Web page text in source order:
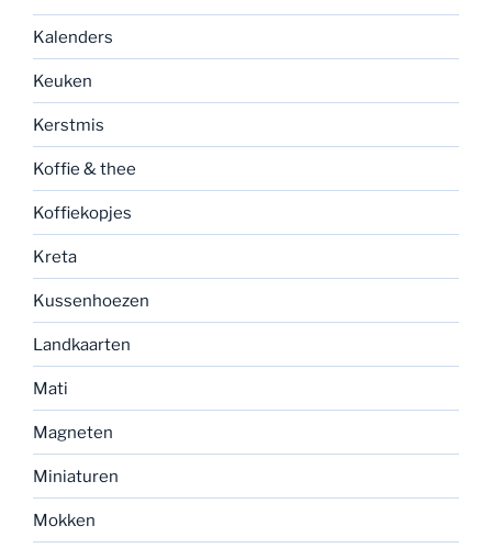
Kalenders
Keuken
Kerstmis
Koffie & thee
Koffiekopjes
Kreta
Kussenhoezen
Landkaarten
Mati
Magneten
Miniaturen
Mokken